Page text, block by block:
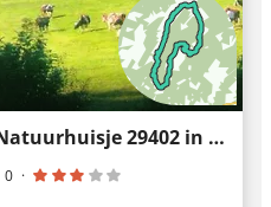
Op ontdekking vanuit Natuurhuisje 29402 in Hofstetten
0 ·